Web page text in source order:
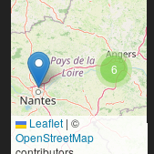
6
Leaflet | ©
OpenStreetMap